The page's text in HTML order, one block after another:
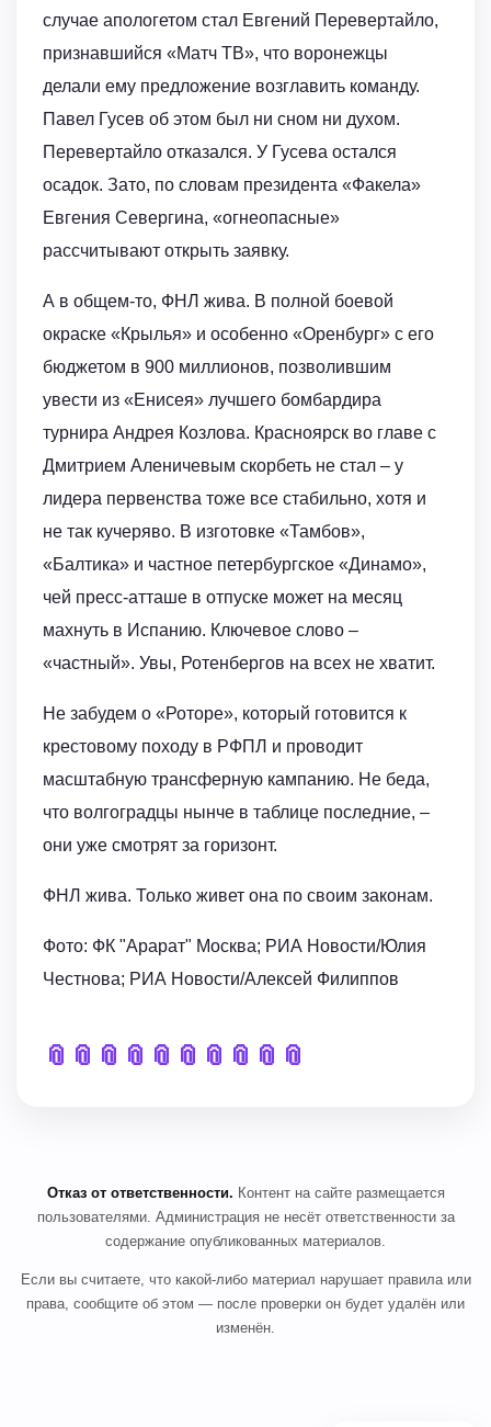
случае апологетом стал Евгений Перевертайло,
признавшийся «Матч ТВ», что воронежцы
делали ему предложение возглавить команду.
Павел Гусев об этом был ни сном ни духом.
Перевертайло отказался. У Гусева остался
осадок. Зато, по словам президента «Факела»
Евгения Севергина, «огнеопасные»
рассчитывают открыть заявку.
А в общем-то, ФНЛ жива. В полной боевой
окраске «Крылья» и особенно «Оренбург» с его
бюджетом в 900 миллионов, позволившим
увести из «Енисея» лучшего бомбардира
турнира Андрея Козлова. Красноярск во главе с
Дмитрием Аленичевым скорбеть не стал – у
лидера первенства тоже все стабильно, хотя и
не так кучеряво. В изготовке «Тамбов»,
«Балтика» и частное петербургское «Динамо»,
чей пресс-атташе в отпуске может на месяц
махнуть в Испанию. Ключевое слово –
«частный». Увы, Ротенбергов на всех не хватит.
Не забудем о «Роторе», который готовится к
крестовому походу в РФПЛ и проводит
масштабную трансферную кампанию. Не беда,
что волгоградцы нынче в таблице последние, –
они уже смотрят за горизонт.
ФНЛ жива. Только живет она по своим законам.
Фото: ФК "Арарат" Москва; РИА Новости/Юлия
Честнова; РИА Новости/Алексей Филиппов
📎 📎 📎 📎 📎 📎 📎 📎 📎 📎
Отказ от ответственности. Контент на сайте размещается
пользователями. Администрация не несёт ответственности за
содержание опубликованных материалов.
Если вы считаете, что какой-либо материал нарушает правила или
права, сообщите об этом — после проверки он будет удалён или
изменён.